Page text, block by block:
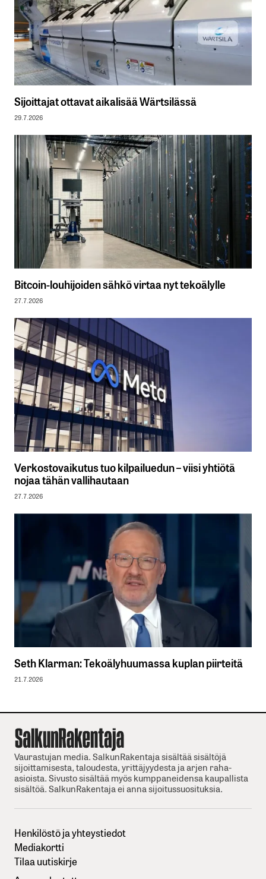
Sijoittajat ottavat aikalisää Wärtsilässä
29.7.2026
Bitcoin-louhijoiden sähkö virtaa nyt tekoälylle
27.7.2026
Verkostovaikutus tuo kilpailuedun – viisi yhtiötä
nojaa tähän vallihautaan
27.7.2026
Seth Klarman: Tekoälyhuumassa kuplan piirteitä
21.7.2026
Vaurastujan media. SalkunRakentaja sisältää sisältöjä
sijoittamisesta, taloudesta, yrittäjyydesta ja arjen raha-
asioista. Sivusto sisältää myös kumppaneidensa kaupallista
sisältöä. SalkunRakentaja ei anna sijoitussuosituksia.
Henkilöstö ja yhteystiedot
Mediakortti
Tilaa uutiskirje